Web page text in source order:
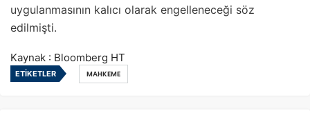
uygulanmasının kalıcı olarak engelleneceği söz
edilmişti.
Kaynak : Bloomberg HT
ETIKETLER MAHKEME